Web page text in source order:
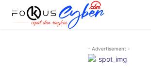
- Advertisement -